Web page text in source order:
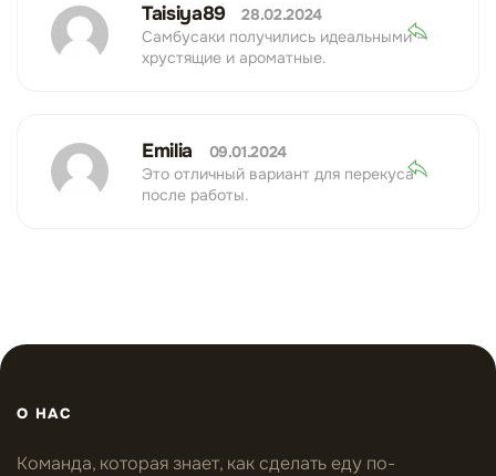
Taisiya89
28.02.2024
Самбусаки получились идеальными —
хрустящие и ароматные.
Emilia
09.01.2024
Это отличный вариант для перекуса
после работы.
О НАС
Команда, которая знает, как сделать еду по-